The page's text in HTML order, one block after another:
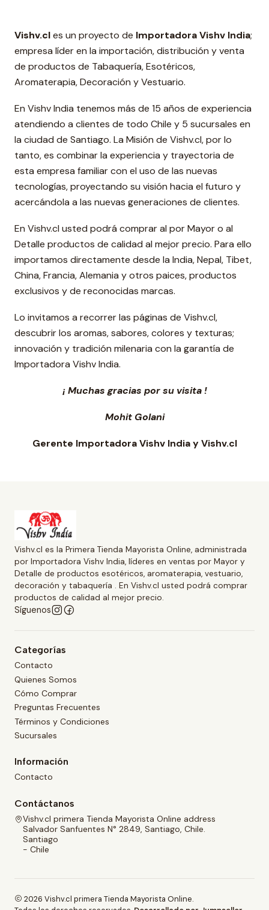
Vishv.cles un proyecto de Importadora Vishv India;
empresa líder en la importación, distribución y venta
de productos de Tabaquería, Esotéricos,
Aromaterapia, Decoración y Vestuario.
En Vishv India tenemos más de 15 años de experiencia
atendiendo a clientes de todo Chile y 5 sucursales en
la ciudad de Santiago. La Misión de Vishv.cl, por lo
tanto, es combinar la experiencia y trayectoria de
esta empresa familiar con el uso de las nuevas
tecnologías, proyectando su visión hacia el futuro y
acercándola a las nuevas generaciones de clientes.
En Vishv.cl usted podrá comprar al por Mayor o al
Detalle productos de calidad al mejor precio. Para ello
importamos directamente desde la India, Nepal, Tibet,
China, Francia, Alemania y otros paices, productos
exclusivos y de reconocidas marcas.
Lo invitamos a recorrer las páginas de Vishv.cl,
descubrir los aromas, sabores, colores y texturas;
innovación y tradición milenaria con la garantía de
Importadora Vishv India.
¡ Muchas gracias por su visita !
Mohit Golani
Gerente Importadora Vishv India y Vishv.cl
Vishv.cl es la Primera Tienda Mayorista Online, administrada
por Importadora Vishv India, líderes en ventas por Mayor y
Detalle de productos esotéricos, aromaterapia, vestuario,
decoración y tabaquería . En Vishv.cl usted podrá comprar
productos de calidad al mejor precio.
Síguenos
Categorías
Contacto
Quienes Somos
Cómo Comprar
Preguntas Frecuentes
Términos y Condiciones
Sucursales
Información
Contacto
Contáctanos
Vishv.cl primera Tienda Mayorista Online address
Salvador Sanfuentes N° 2849, Santiago, Chile.
Santiago
- Chile
2026 Vishv.cl primera Tienda Mayorista Online.